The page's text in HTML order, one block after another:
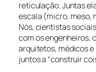
reticulação. Juntas
escala (micro, meso,
Nós, cientistas
com os engenheiros,
arquitetos, médicos
juntos a “construir